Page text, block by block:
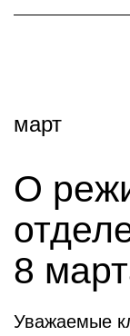
март
О
8
Уважаемые